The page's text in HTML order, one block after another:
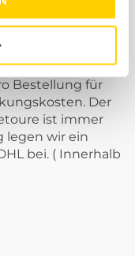
übernehmen
von 4,99€
Bestellung für
Der
ist immer
legen wir ein
bei. ( Innerhalb